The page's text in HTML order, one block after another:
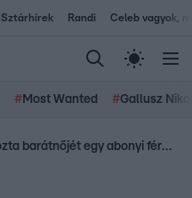
Sztárhírek Randi Celeb vagyok,
# Most Wanted #Gallusz
Brutálisan megkínozta barátnőjét egy abonyi férfi: hideg vízben fürösztötte, autója után kötötte